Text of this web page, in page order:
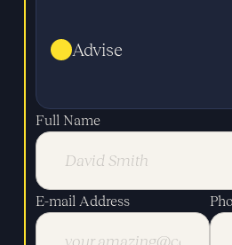
Advise
Full Name
E-mail Address